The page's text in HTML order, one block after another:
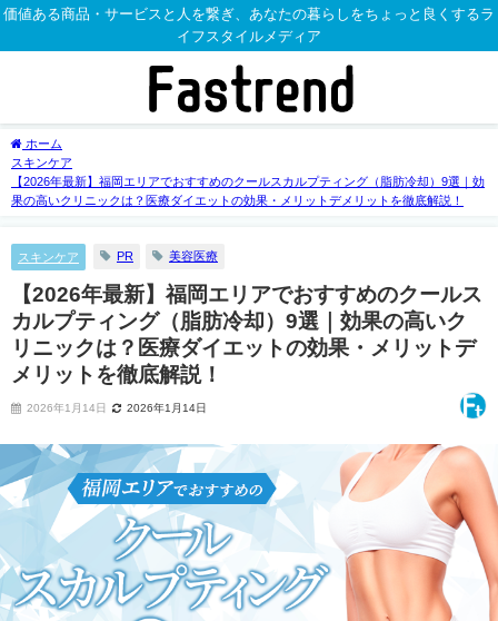
価値ある商品・サービスと人を繋ぎ、あなたの暮らしをちょっと良くするラ
イフスタイルメディア
ホーム
スキンケア
【2026年最新】福岡エリアでおすすめのクールスカルプティング（脂肪冷却）9選｜効
果の高いクリニックは？医療ダイエットの効果・メリットデメリットを徹底解説！
スキンケア PR 美容医療
【2026年最新】福岡エリアでおすすめのクールス
カルプティング（脂肪冷却）9選｜効果の高いク
リニックは？医療ダイエットの効果・メリットデ
メリットを徹底解説！
2026年1月14日 2026年1月14日